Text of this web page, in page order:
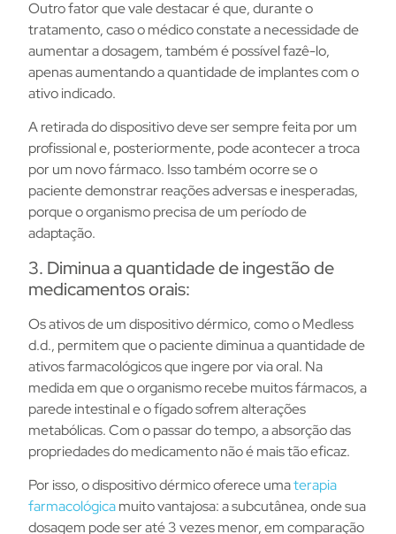
Outro fator que vale destacar é que, durante o
tratamento, caso o médico constate a necessidade de
aumentar a dosagem, também é possível fazê-lo,
apenas aumentando a quantidade de implantes com o
ativo indicado.
A retirada do dispositivo deve ser sempre feita por um
profissional e, posteriormente, pode acontecer a troca
por um novo fármaco. Isso também ocorre se o
paciente demonstrar reações adversas e inesperadas,
porque o organismo precisa de um período de
adaptação.
3. Diminua a quantidade de ingestão de
medicamentos orais:
Os ativos de um dispositivo dérmico, como o Medless
d.d., permitem que o paciente diminua a quantidade de
ativos farmacológicos que ingere por via oral. Na
medida em que o organismo recebe muitos fármacos, a
parede intestinal e o fígado sofrem alterações
metabólicas. Com o passar do tempo, a absorção das
propriedades do medicamento não é mais tão eficaz.
Por isso, o dispositivo dérmico oferece umaterapia
farmacológicamuito vantajosa: a subcutânea, onde sua
dosagem pode ser até 3 vezes menor, em comparação